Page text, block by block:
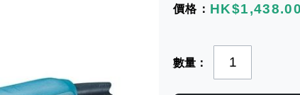
HK$1,438.00
數量